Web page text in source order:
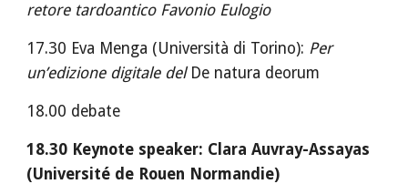
retore tardoantico Favonio Eulogio
17.30 Eva Menga (Università di Torino): Per
un’edizione digitale del De natura deorum
18.00 debate
18.30 Keynote speaker: Clara Auvray-Assayas
(Université de Rouen Normandie)